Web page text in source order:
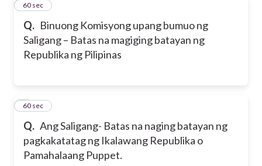
Q. Binuong Komisyong upang bumuo ng
Saligang – Batas na magiging batayan ng
Republika ng Pilipinas
560 sec
Q. Ang Saligang- Batas na naging batayan ng
pagkakatatag ng Ikalawang Republika o
Pamahalaang Puppet.
660 sec